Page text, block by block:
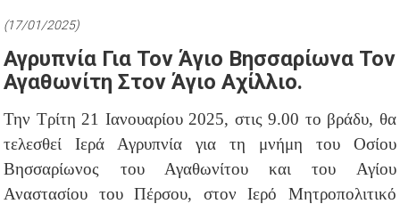
(17/01/2025)
Αγρυπνία Για Τον Άγιο Βησσαρίωνα Τον
Αγαθωνίτη Στον Άγιο Αχίλλιο.
Την Τρίτη 21 Ιανουαρίου 2025, στις 9.00 το βράδυ, θα
τελεσθεί Ιερά Αγρυπνία για τη μνήμη του Οσίου
Βησσαρίωνος του Αγαθωνίτου και του Αγίου
Αναστασίου του Πέρσου, στον Ιερό Μητροπολιτικό